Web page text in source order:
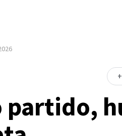
+
partido,